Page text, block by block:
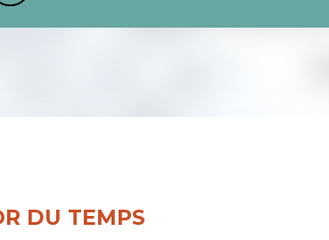
DU TEMPS